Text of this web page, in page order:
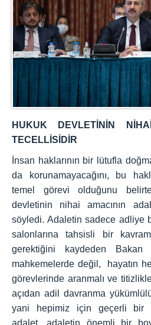
HUKUK DEVLETİNİN
TECELLİSİDİR
İnsan haklarının bir lütufla
da korunamayacağını, bu
temel görevi olduğunu
devletinin nihai amacının
söyledi. Adaletin sadece adliye
salonlarına tahsisli bir
gerektiğini kaydeden Bakan
mahkemelerde değil, hayatın
görevlerinde aranmalı ve
açıdan adil davranma
yani hepimiz için geçerli bir